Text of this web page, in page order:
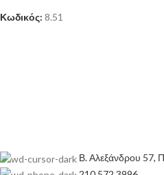
Κωδικός: 8.51
Β. Αλεξάνδρου 57,